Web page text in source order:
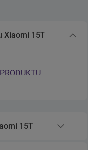
Xiaomi 15T
produktu Xiaomi 15T
15T
Xiaomi 15T